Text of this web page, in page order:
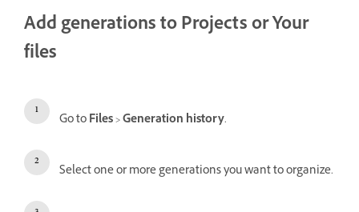
Add generations to Projects or Your
files
Go toFiles>Generation history.
Select one or more generations you want to organize.